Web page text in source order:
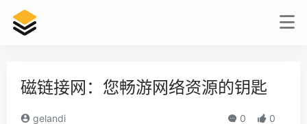
磁链接网：您畅游网络资源的钥匙
gelandi 0 0